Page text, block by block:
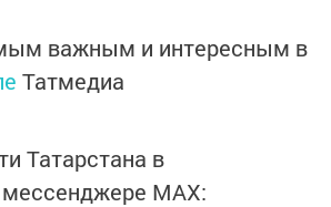
важным и интересным в
Татмедиа
Татарстана в
MАХ: